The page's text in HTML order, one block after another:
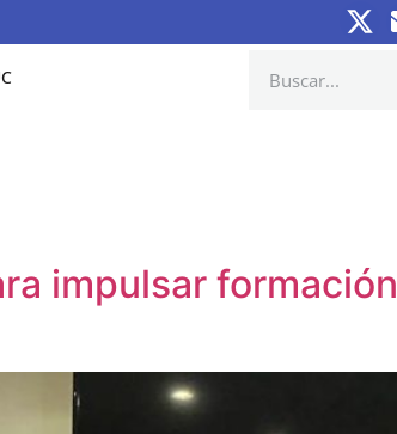
impulsar formación